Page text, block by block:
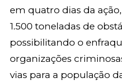
em quatro dias da
1.500 toneladas de
possibilitando o
organizações
vias para a população